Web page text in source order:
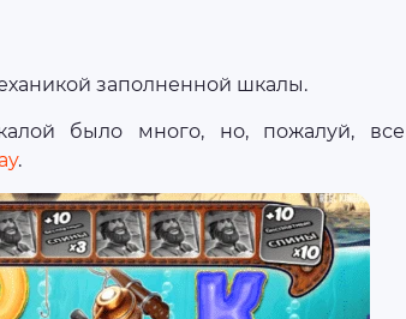
заполненной шкалы.
было много, но, пожалуй, все
.